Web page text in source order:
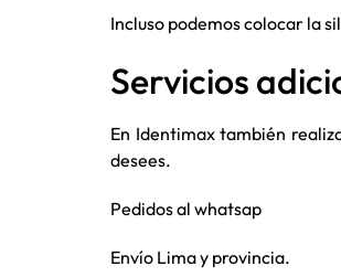
Incluso podemos colocar la
Servicios
En Identimax también
desees.
Pedidos al whatsap
Envío Lima y provincia.